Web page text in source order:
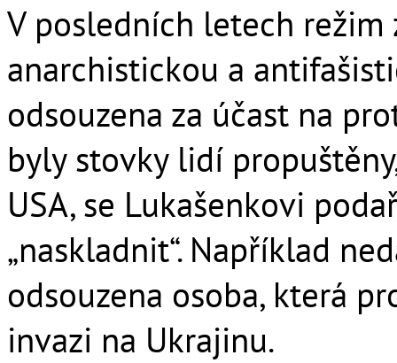
V posledních letech
anarchistickou a
odsouzena za účast na
byly stovky lidí
USA, se Lukašenkovi
„naskladnit“. Například
odsouzena osoba, která
invazi na Ukrajinu.